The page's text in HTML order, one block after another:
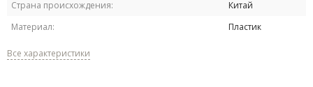
Страна происхождения:
Китай
Материал:
Пластик
Все характеристики